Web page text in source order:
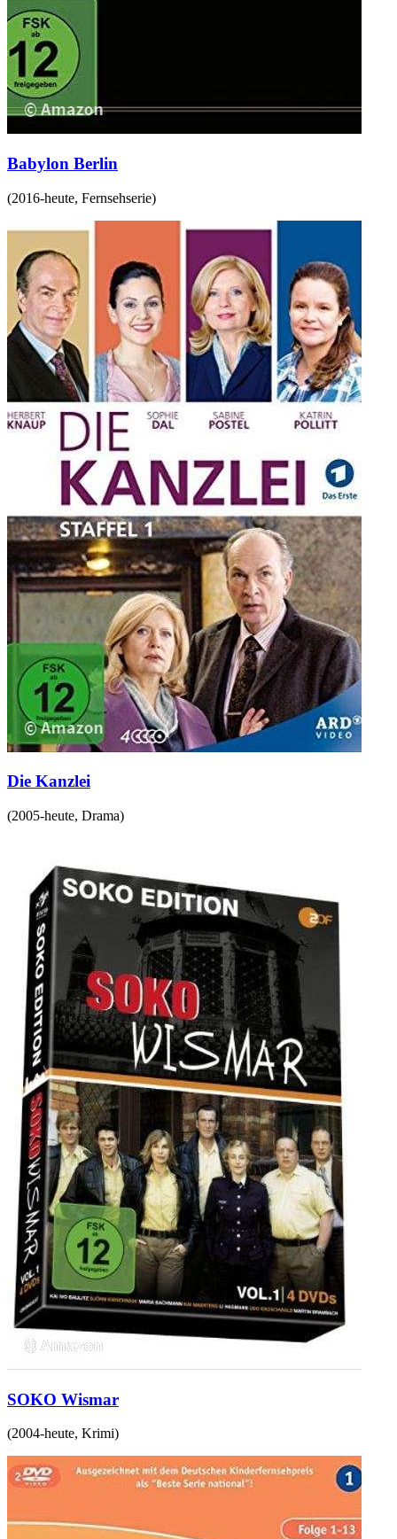
Babylon Berlin
(2016-heute, Fernsehserie)
Die Kanzlei
(2005-heute, Drama)
SOKO Wismar
(2004-heute, Krimi)